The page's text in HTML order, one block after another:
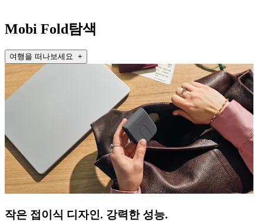
Mobi Fold탐색
여행을 떠나보세요 +
작은 접이식 디자인. 강력한 성능.